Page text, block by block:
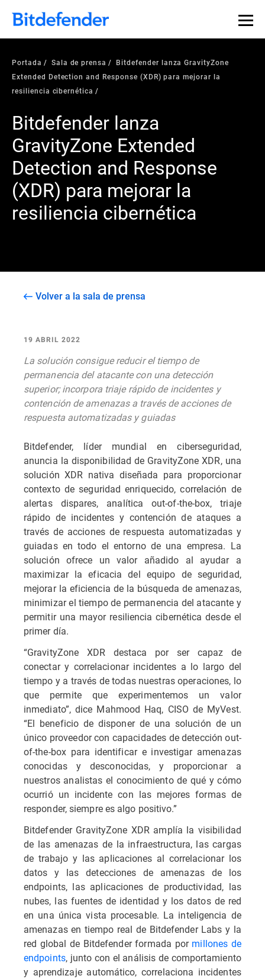
Portada Sala de prensa
Bitdefender lanza GravityZone
Extended Detection and Response (XDR) para mejorar la
resiliencia cibernética
Bitdefender lanza
GravityZone Extended
Detection and Response
(XDR) para mejorar la
resiliencia cibernética
Volver a la sala de prensa
19 ABRIL 2022
La solución consigue reducir el tiempo de
permanencia del atacante con una detección
superior; incorpora triaje rápido de incidentes y
contención de amenazas a través de acciones de
respuesta automatizadas y guiadas
Bitdefender, líder mundial en ciberseguridad,
anuncia la disponibilidad de GravityZone XDR, una
solución XDR nativa diseñada para proporcionar
contexto de seguridad enriquecido, correlación de
alertas dispares, analítica out-of-the-box, triaje
rápido de incidentes y contención de ataques a
través de acciones de respuesta automatizadas y
guiadas en todo el entorno de una empresa. La
solución ofrece un valor añadido al ayudar a
maximizar la eficacia del equipo de seguridad,
mejorar la eficiencia de la búsqueda de amenazas,
minimizar el tiempo de permanencia del atacante y
permitir una mayor resiliencia cibernética desde el
primer día.
“GravityZone XDR destaca por ser capaz de
conectar y correlacionar incidentes a lo largo del
tiempo y a través de todas nuestras operaciones, lo
que permite que experimentemos un valor
inmediato”, dice Mahmood Haq, CISO de MyVest.
“El beneficio de disponer de una solución de un
único proveedor con capacidades de detección out-
of-the-box para identificar e investigar amenazas
conocidas y desconocidas, y proporcionar a
nuestros analistas el conocimiento de qué y cómo
ocurrió un incidente con las mejores formas de
responder, siempre es algo positivo.”
Bitdefender GravityZone XDR amplía la visibilidad
de las amenazas de la infraestructura, las cargas
de trabajo y las aplicaciones al correlacionar los
datos y las detecciones de amenazas de los
endpoints, las aplicaciones de productividad, las
nubes, las fuentes de identidad y los datos de red
en una única vista procesable. La inteligencia de
amenazas en tiempo real de Bitdefender Labs y la
red global de Bitdefender formada por millones de
endpoints, junto con el análisis de comportamiento
y aprendizaje automático, correlaciona incidentes